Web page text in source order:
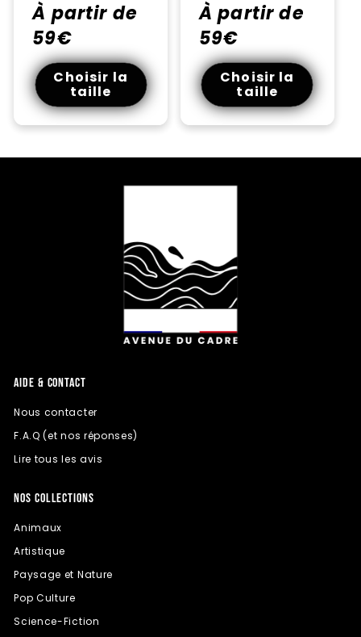
habituelpromotionnel
À partir de
59€
Choisir la
taille
habituelpromotionnel
À partir de
59€
Choisir la
taille
AIDE & CONTACT
Nous contacter
F.A.Q (et nos réponses)
Lire tous les avis
NOS COLLECTIONS
Animaux
Artistique
Paysage et Nature
Pop Culture
Science-Fiction